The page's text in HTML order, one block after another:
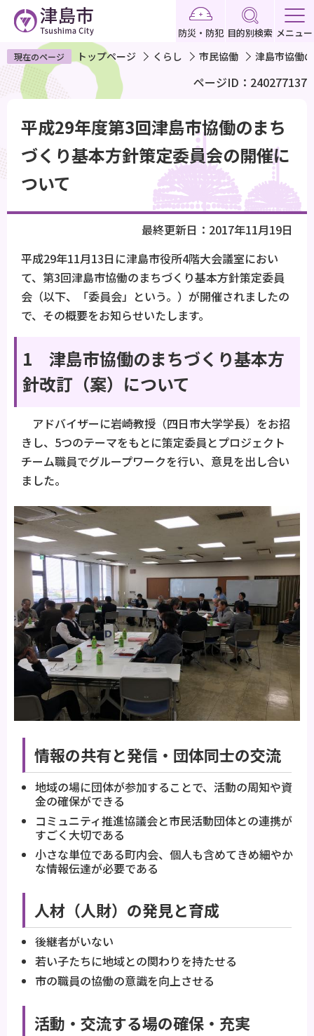
ペ
ー
ジ
で
す
防災・防犯 目的別検索 メニュー
現在のページ トップページ くらし 市民協働 津島市協働
ページID：240277137
平成29年度第3回津島市協働のまち
づくり基本方針策定委員会の開催に
ついて
最終更新日：2017年11月19日
平成29年11月13日に津島市役所4階大会議室におい
て、第3回津島市協働のまちづくり基本方針策定委員
会（以下、「委員会」という。）が開催されましたの
で、その概要をお知らせいたします。
1 津島市協働のまちづくり基本方
針改訂（案）について
アドバイザーに岩崎教授（四日市大学学長）をお招
きし、5つのテーマをもとに策定委員とプロジェクト
チーム職員でグループワークを行い、意見を出し合い
ました。
情報の共有と発信・団体同士の交流
地域の場に団体が参加することで、活動の周知や資
金の確保ができる
コミュニティ推進協議会と市民活動団体との連携が
すごく大切である
小さな単位である町内会、個人も含めてきめ細やか
な情報伝達が必要である
人材（人財）の発見と育成
後継者がいない
若い子たちに地域との関わりを持たせる
市の職員の協働の意識を向上させる
活動・交流する場の確保・充実